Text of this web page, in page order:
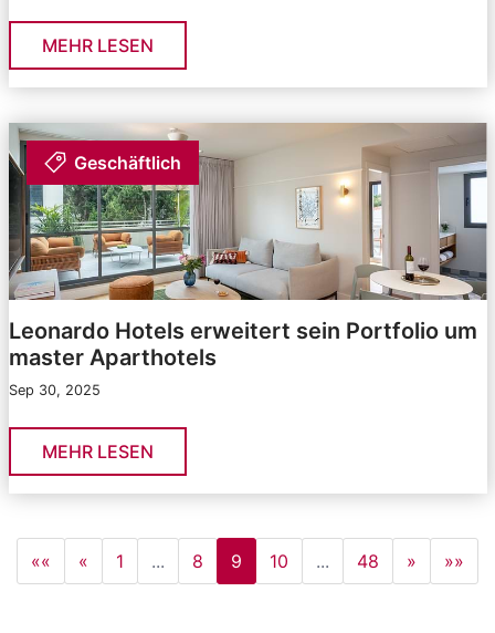
MEHR LESEN
Geschäftlich
Leonardo Hotels erweitert sein Portfolio um
master Aparthotels
Sep 30, 2025
MEHR LESEN
«« « 1 ... 8 9 10 ... 48 » »»